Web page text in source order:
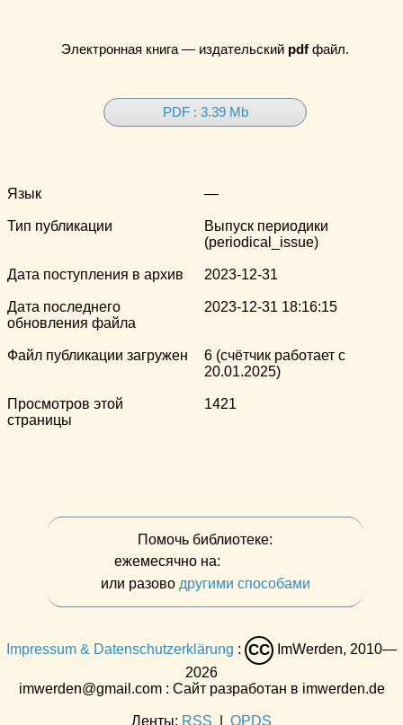
Электронная книга — издательский pdf файл.
PDF : 3.39 Mb
Язык —
Тип публикации
Выпуск периодики
(periodical_issue)
Дата поступления в архив 2023-12-31
Дата последнего
обновления файла
2023-12-31 18:16:15
Файл публикации загружен
6 (счётчик работает с
20.01.2025)
Просмотров этой
страницы
1421
Помочь библиотеке:
ежемесячно на:
или разово другими способами
Impressum & Datenschutzerklärung : CC
ImWerden, 2010—
2026
imwerden@gmail.com : Сайт разработан в imwerden.de
Ленты: RSS OPDS